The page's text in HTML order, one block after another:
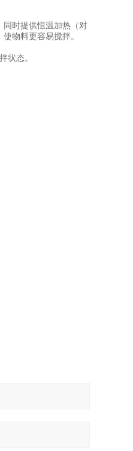
同时提供恒温加热（对
物料更容易搅拌。
状态。